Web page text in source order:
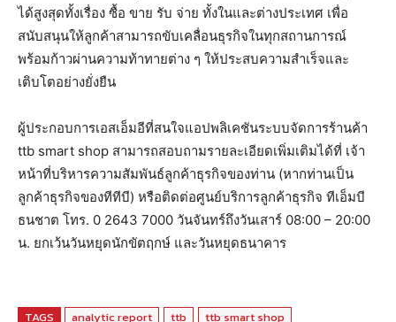
ได้สูงสุดทั้งเรื่อง ซื้อ ขาย รับ จ่าย ทั้งในและต่างประเทศ เพื่อ
สนับสนุนให้ลูกค้าสามารถขับเคลื่อนธุรกิจในทุกสถานการณ์
พร้อมก้าวผ่านความท้าทายต่าง ๆ ให้ประสบความสำเร็จและ
เติบโตอย่างยั่งยืน
ผู้ประกอบการเอสเอ็มอีที่สนใจแอปพลิเคชันระบบจัดการร้านค้า
ttb smart shop สามารถสอบถามรายละเอียดเพิ่มเติมได้ที่ เจ้า
หน้าที่บริหารความสัมพันธ์ลูกค้าธุรกิจของท่าน (หากท่านเป็น
ลูกค้าธุรกิจของทีทีบี) หรือติดต่อศูนย์บริการลูกค้าธุรกิจ ทีเอ็มบี
ธนชาต โทร. 0 2643 7000 วันจันทร์ถึงวันเสาร์ 08:00 – 20:00
น. ยกเว้นวันหยุดนักขัตฤกษ์ และวันหยุดธนาคาร
TAGS analytic report ttb ttb smart shop